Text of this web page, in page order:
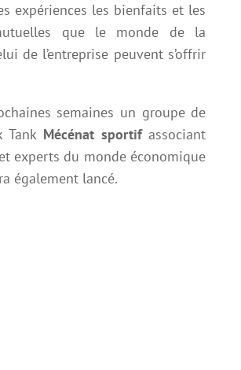
expériences les bienfaits et les
que le monde de la
de l’entreprise peuvent s’offrir
semaines un groupe de
Tank Mécénat sportifassociant
experts du monde économique
également lancé.